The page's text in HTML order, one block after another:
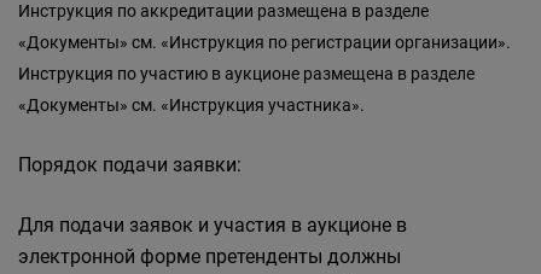
Инструкция по аккредитации размещена в разделе
«Документы» см. «Инструкция по регистрации организации».
Инструкция по участию в аукционе размещена в разделе
«Документы» см. «Инструкция участника».
Порядок подачи заявки:
Для подачи заявок и участия в аукционе в
электронной форме претенденты должны